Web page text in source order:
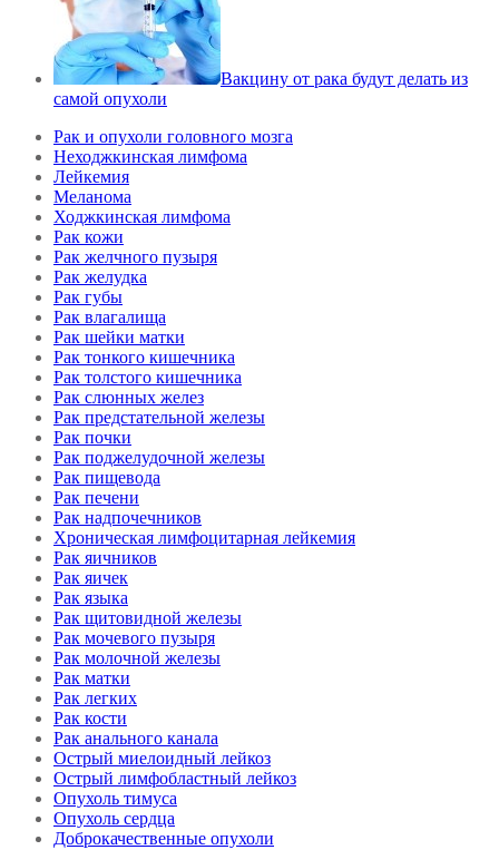
Вакцину от рака будут делать из
самой опухоли
Рак и опухоли головного мозга
Неходжкинская лимфома
Лейкемия
Меланома
Ходжкинская лимфома
Рак кожи
Рак желчного пузыря
Рак желудка
Рак губы
Рак влагалища
Рак шейки матки
Рак тонкого кишечника
Рак толстого кишечника
Рак слюнных желез
Рак предстательной железы
Рак почки
Рак поджелудочной железы
Рак пищевода
Рак печени
Рак надпочечников
Хроническая лимфоцитарная лейкемия
Рак яичников
Рак яичек
Рак языка
Рак щитовидной железы
Рак мочевого пузыря
Рак молочной железы
Рак матки
Рак легких
Рак кости
Рак анального канала
Острый миелоидный лейкоз
Острый лимфобластный лейкоз
Опухоль тимуса
Опухоль сердца
Доброкачественные опухоли